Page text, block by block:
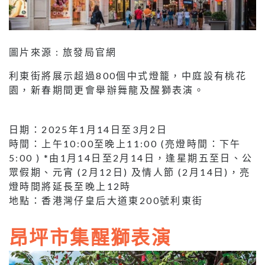
圖片來源 : 旅發局官網
利東街將展示超過800個中式燈籠，中庭設有桃花
園，新春期間更會舉辦舞龍及醒獅表演。
日期：2025年1月14日至3月2日
時間：上午10:00至晚上11:00 (亮燈時間：下午
5:00 ) *由1月14日至2月14日，逢星期五至日、公
眾假期、元宵 (2月12日) 及情人節 (2月14日)，亮
燈時間將延長至晚上12時
地點：香港灣仔皇后大道東200號利東街
昂坪市集醒獅表演